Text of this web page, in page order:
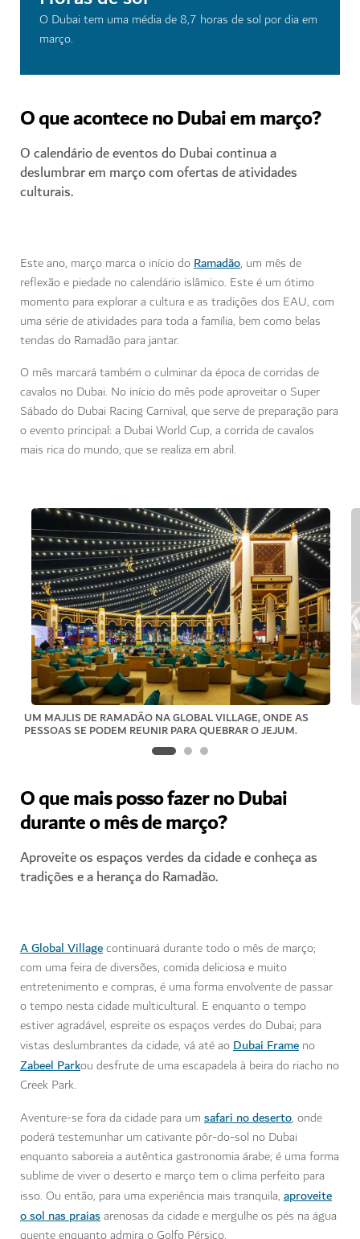
O Dubai tem uma média de 8,7 horas de sol por dia em
março.
O que acontece no Dubai em março?
O calendário de eventos do Dubai continua a
deslumbrar em março com ofertas de atividades
culturais.
Este ano, março marca o início doRamadão, um mês de
reflexão e piedade no calendário islâmico. Este é um ótimo
momento para explorar a cultura e as tradições dos EAU, com
uma série de atividades para toda a família, bem como belas
tendas do Ramadão para jantar.
O mês marcará também o culminar da época de corridas de
cavalos no Dubai. No início do mês pode aproveitar o Super
Sábado do Dubai Racing Carnival, que serve de preparação para
o evento principal: a Dubai World Cup, a corrida de cavalos
mais rica do mundo, que se realiza em abril.
UM MAJLIS DE RAMADÃO NA GLOBAL VILLAGE, ONDE AS
PESSOAS SE PODEM REUNIR PARA QUEBRAR O JEJUM.
O que mais posso fazer no Dubai
durante o mês de março?
Aproveite os espaços verdes da cidade e conheça as
tradições e a herança do Ramadão.
A Global Villagecontinuará durante todo o mês de março;
com uma feira de diversões, comida deliciosa e muito
entretenimento e compras, é uma forma envolvente de passar
o tempo nesta cidade multicultural. E enquanto o tempo
estiver agradável, espreite os espaços verdes do Dubai; para
vistas deslumbrantes da cidade, vá até aoDubai Frame no
Zabeel Parkou desfrute de uma escapadela à beira do riacho no
Creek Park.
Aventure-se fora da cidade para um safari no deserto, onde
poderá testemunhar um cativante pôr-do-sol no Dubai
enquanto saboreia a autêntica gastronomia árabe; é uma forma
sublime de viver o deserto e março tem o clima perfeito para
isso. Ou então, para uma experiência mais tranquila, aproveite
o sol nas praiasarenosas da cidade e mergulhe os pés na água